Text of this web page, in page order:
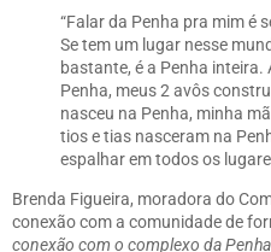
“Falar da Penha pra mim é
Se tem um lugar nesse
bastante, é a Penha
Penha, meus 2 avôs
nasceu na Penha, minha
tios e tias nasceram na
espalhar em todos os
Brenda Figueira, moradora do
conexão com a comunidade de
conexão com o complexo da